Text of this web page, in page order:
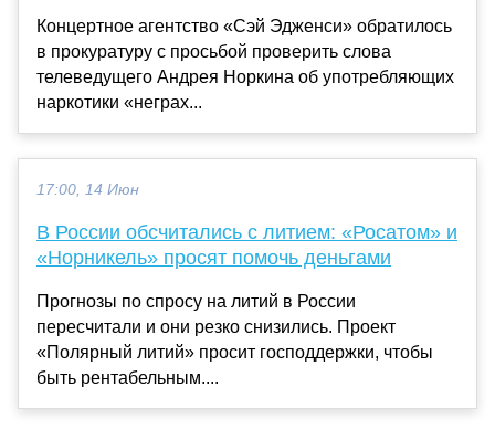
Концертное агентство «Сэй Эдженси» обратилось
в прокуратуру с просьбой проверить слова
телеведущего Андрея Норкина об употребляющих
наркотики «неграх...
17:00, 14 Июн
В России обсчитались с литием: «Росатом» и
«Норникель» просят помочь деньгами
Прогнозы по спросу на литий в России
пересчитали и они резко снизились. Проект
«Полярный литий» просит господдержки, чтобы
быть рентабельным....